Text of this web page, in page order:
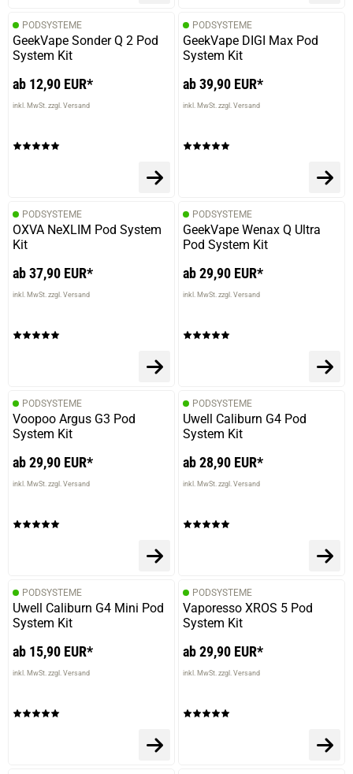
PODSYSTEME
GeekVape Sonder Q 2 Pod
System Kit
ab 12,90 EUR*
inkl. MwSt. zzgl. Versand
PODSYSTEME
GeekVape DIGI Max Pod
System Kit
ab 39,90 EUR*
inkl. MwSt. zzgl. Versand
PODSYSTEME
OXVA NeXLIM Pod System
Kit
ab 37,90 EUR*
inkl. MwSt. zzgl. Versand
PODSYSTEME
GeekVape Wenax Q Ultra
Pod System Kit
ab 29,90 EUR*
inkl. MwSt. zzgl. Versand
PODSYSTEME
Voopoo Argus G3 Pod
System Kit
ab 29,90 EUR*
inkl. MwSt. zzgl. Versand
PODSYSTEME
Uwell Caliburn G4 Pod
System Kit
ab 28,90 EUR*
inkl. MwSt. zzgl. Versand
PODSYSTEME
Uwell Caliburn G4 Mini Pod
System Kit
ab 15,90 EUR*
inkl. MwSt. zzgl. Versand
PODSYSTEME
Vaporesso XROS 5 Pod
System Kit
ab 29,90 EUR*
inkl. MwSt. zzgl. Versand